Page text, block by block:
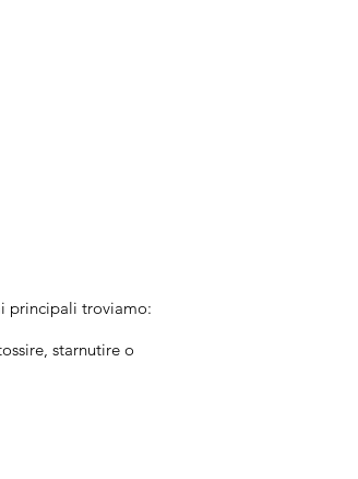
principali troviamo:
starnutire o